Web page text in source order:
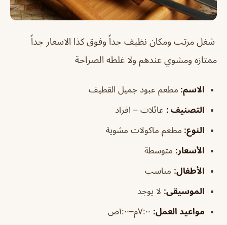
شغل مرتب ومكان نظيف جداً وفوق كذا الاسعار جداً
ممتازه ومشوي عندهم ولا غلطه الصراحة
الاسم: مطعم عبود جميل القطيف
التصنيف : عائلات – افراد
النوع: مطعم ماكولات مشوية
الأسعار: متوسطة
الأطفال: مناسب
الموسيقى: لا يوجد
مواعيد العمل: